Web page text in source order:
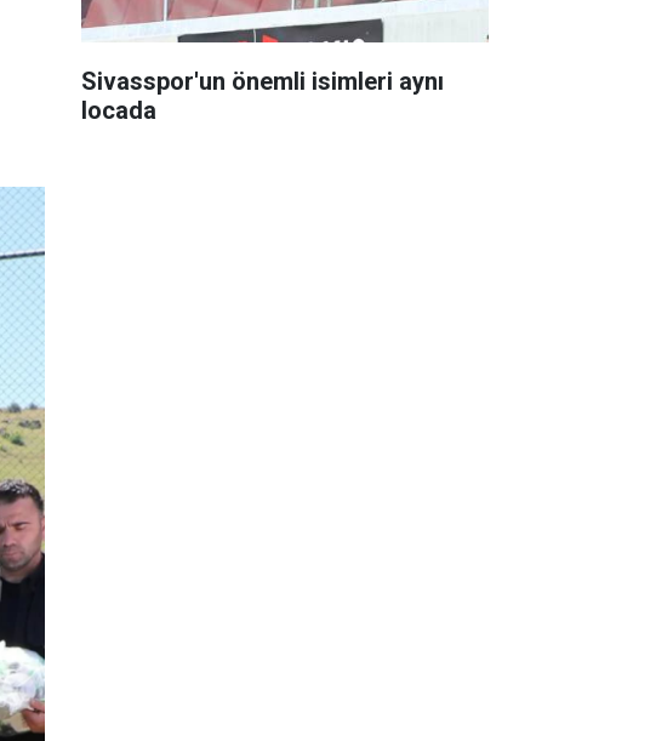
Sivasspor'un önemli isimleri aynı
locada